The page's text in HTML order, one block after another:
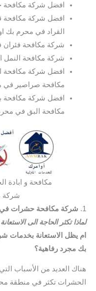
افضل شركة
افضل شركة مكافحة
القراد في محرم بك
شركة مكافحة
شركة مكافحة النمل
افضل شركة
مكافحة صراصير في
افضل شركة
مكافحة البق في
مكافحة و ابادة
شركة
1.
شركة مكافحة حشرات
لماذا تكثر الحاجة الى
ام يظل الاستعانة
بك مجرد رفاهية؟
هناك العديد من الأسباب
الحشرات تكثر في منطقة